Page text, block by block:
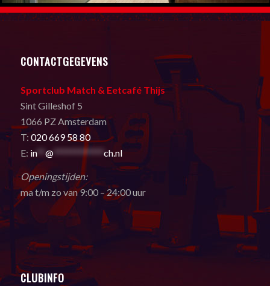
CONTACTGEGEVENS
Sportclub Match & Eetcafé Thijs
Sint Gilleshof 5
1066 PZ Amsterdam
T: 020 669 58 80
E: in** @************ ch.nl
Openingstijden:
ma t/m zo van 9:00 – 24:00 uur
CLUBINFO